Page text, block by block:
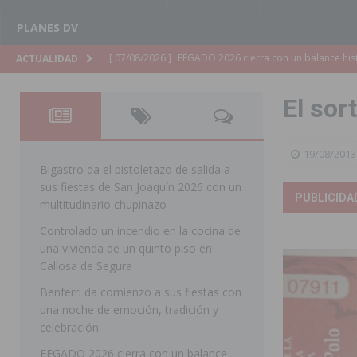
PLANES DV
ACTUALIDAD [ 07/08/2026 ] Los Montesinos refuerza su apoyo a
ORIHUELA
[ 07/08/2026 ] Orihuela organiza un concierto
Golf & Country Club
ORIHUELA
[ 07/08/2026 ] El Ayuntamiento de Almoradí mejora
[ 07/08/2026 ] Educación destina 1,2 millones
[ 07/08/2026 ]
La Policía Nacional desarticula un
ORIHUELA
Torrevieja impulsa el empleo con la
El
19/08/2013
Bigastro da el pistoletazo de salida a
sus fiestas de San Joaquín 2026 con un
multitudinario chupinazo
Controlado un incendio en la cocina de
una vivienda de un quinto piso en
Callosa de Segura
Benferri da comienzo a sus fiestas con
una noche de emoción, tradición y
celebración
FEGADO 2026 cierra con un balance